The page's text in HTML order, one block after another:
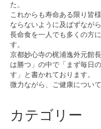
た。
これからも寿命ある限り皆
ならないように及ばずなが
長命食を一人でも多くの方
す。
京都妙心寺の梶浦逸外元館
は勝つ」の中で「まず毎日
す」と書かれております。
微力ながら、ご健康につい
カテゴリー